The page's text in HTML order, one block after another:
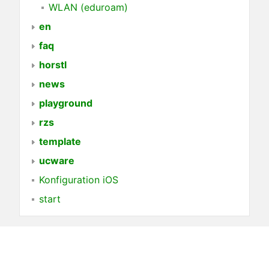
WLAN (eduroam)
en
faq
horstl
news
playground
rzs
template
ucware
Konfiguration iOS
start